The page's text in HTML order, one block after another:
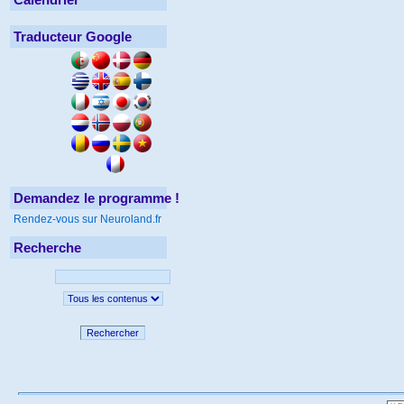
Traducteur Google
Demandez le programme !
Rendez-vous sur Neuroland.fr
Recherche
Rechercher